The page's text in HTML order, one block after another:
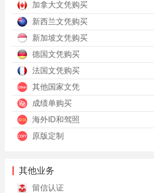
加拿大文凭购买
新西兰文凭购买
新加坡文凭购买
德国文凭购买
法国文凭购买
其他国家文凭
成绩单购买
海外ID和驾照
原版定制
其他业务
留信认证